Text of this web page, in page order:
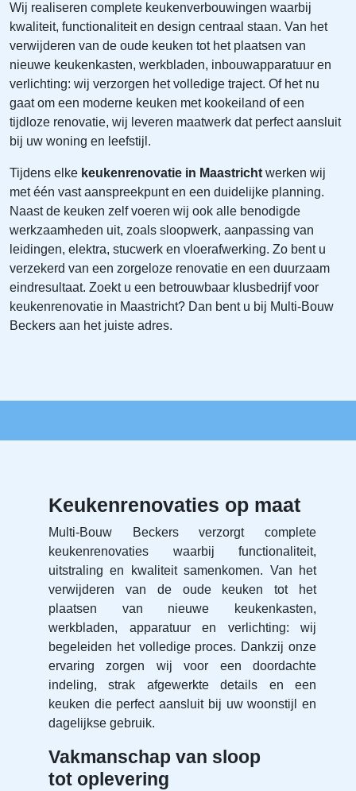
Wij realiseren complete keukenverbouwingen waarbij
kwaliteit, functionaliteit en design centraal staan. Van het
verwijderen van de oude keuken tot het plaatsen van
nieuwe keukenkasten, werkbladen, inbouwapparatuur en
verlichting: wij verzorgen het volledige traject. Of het nu
gaat om een moderne keuken met kookeiland of een
tijdloze renovatie, wij leveren maatwerk dat perfect aansluit
bij uw woning en leefstijl.
Tijdens elke keukenrenovatie in Maastricht werken wij
met één vast aanspreekpunt en een duidelijke planning.
Naast de keuken zelf voeren wij ook alle benodigde
werkzaamheden uit, zoals sloopwerk, aanpassing van
leidingen, elektra, stucwerk en vloerafwerking. Zo bent u
verzekerd van een zorgeloze renovatie en een duurzaam
eindresultaat. Zoekt u een betrouwbaar klusbedrijf voor
keukenrenovatie in Maastricht? Dan bent u bij Multi‑Bouw
Beckers aan het juiste adres.
Keukenrenovaties op maat
Multi‑Bouw Beckers verzorgt complete
keukenrenovaties waarbij functionaliteit,
uitstraling en kwaliteit samenkomen. Van het
verwijderen van de oude keuken tot het
plaatsen van nieuwe keukenkasten,
werkbladen, apparatuur en verlichting: wij
begeleiden het volledige proces. Dankzij onze
ervaring zorgen wij voor een doordachte
indeling, strak afgewerkte details en een
keuken die perfect aansluit bij uw woonstijl en
dagelijkse gebruik.
Vakmanschap van sloop
tot oplevering